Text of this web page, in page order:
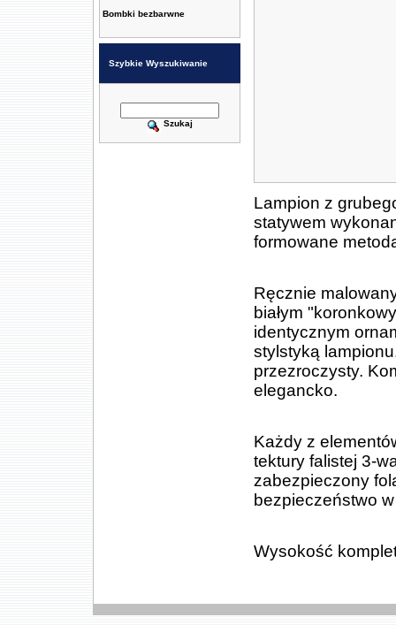
Bombki bezbarwne
Szybkie Wyszukiwanie
Szukaj
Lampion z
statywem
formowane
Ręcznie
białym
identycznym
stylstyką
przezroczysty.
elegancko.
Każdy z
tektury falistej 3-
zabezpieczony
bezpieczeństwo
Wysokość